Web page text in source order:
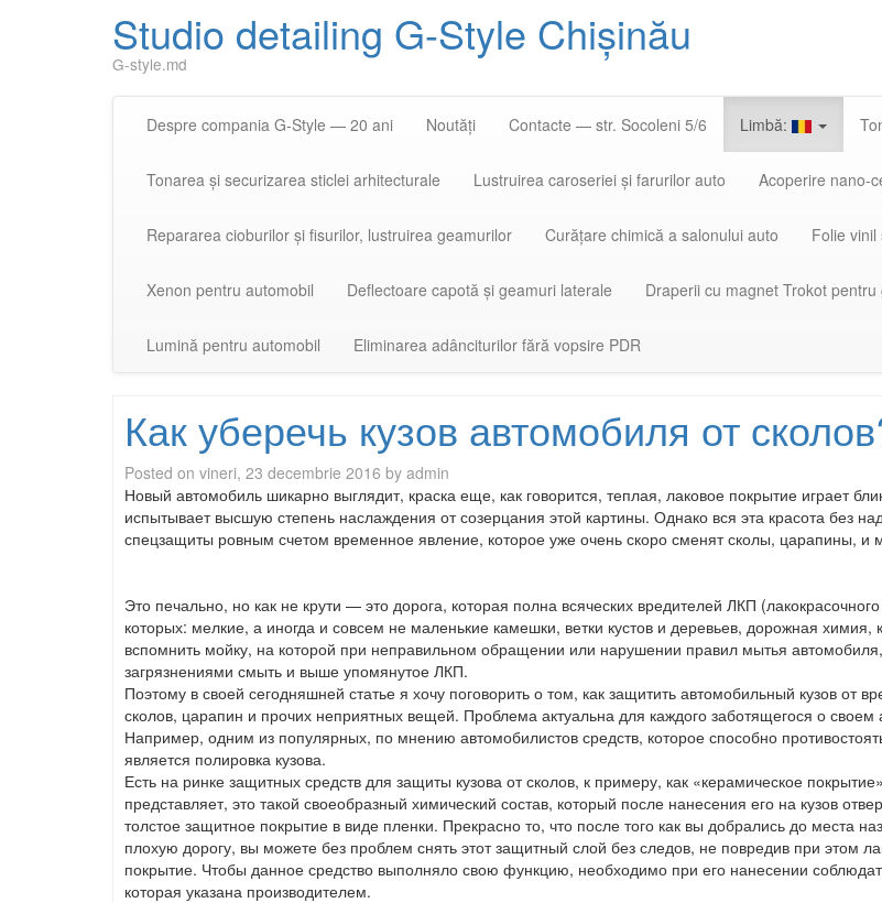
Studio detailing G-Style Chișinău
G-style.md
Despre compania G-Style — 20 ani Noutăți Contacte — str. Socoleni 5/6 Limbă:
Tonarea și securizarea sticlei arhitecturale Lustruirea caroseriei și farurilor auto Acoperire nano-
Repararea cioburilor și fisurilor, lustruirea geamurilor Curățare chimică a salonului auto Folie
Xenon pentru automobil Deflectoare capotă și geamuri laterale Draperii cu magnet Trokot
Lumină pentru automobil Eliminarea adânciturilor fără vopsire PDR
Как уберечь кузов автомобиля от
Posted on vineri, 23 decembrie 2016 by admin
Новый автомобиль шикарно выглядит, краска еще, как говорится, теплая, лаковое покрытие играет
испытывает высшую степень наслаждения от созерцания этой картины. Однако вся эта красота без
спецзащиты ровным счетом временное явление, которое уже очень скоро сменят сколы, царапины,
Это печально, но как не крути — это дорога, которая полна всяческих вредителей ЛКП
которых: мелкие, а иногда и совсем не маленькие камешки, ветки кустов и деревьев, дорожная химия,
вспомнить мойку, на которой при неправильном обращении или нарушении правил мытья
загрязнениями смыть и выше упомянутое ЛКП.
Поэтому в своей сегодняшней статье я хочу поговорить о том, как защитить автомобильный кузов от
сколов, царапин и прочих неприятных вещей. Проблема актуальна для каждого заботящегося о своем
Например, одним из популярных, по мнению автомобилистов средств, которое способно
является полировка кузова.
Есть на ринке защитных средств для защиты кузова от сколов, к примеру, как «керамическое
представляет, это такой своеобразный химический состав, который после нанесения его на кузов
толстое защитное покрытие в виде пленки. Прекрасно то, что после того как вы добрались до места
плохую дорогу, вы можете без проблем снять этот защитный слой без следов, не повредив при этом
покрытие. Чтобы данное средство выполняло свою функцию, необходимо при его нанесении
которая указана производителем.